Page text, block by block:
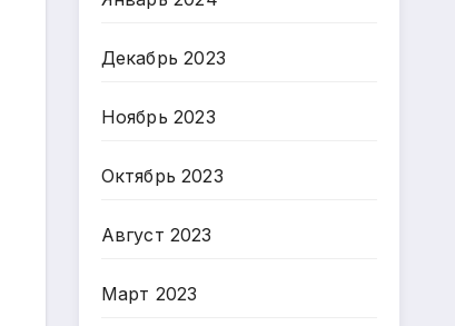
Декабрь 2023
Ноябрь 2023
Октябрь 2023
Август 2023
Март 2023